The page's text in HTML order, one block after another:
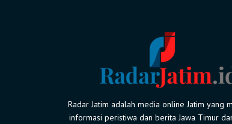
Radar Jatim adalah media online Jatim yang
informasi peristiwa dan berita Jawa Timur